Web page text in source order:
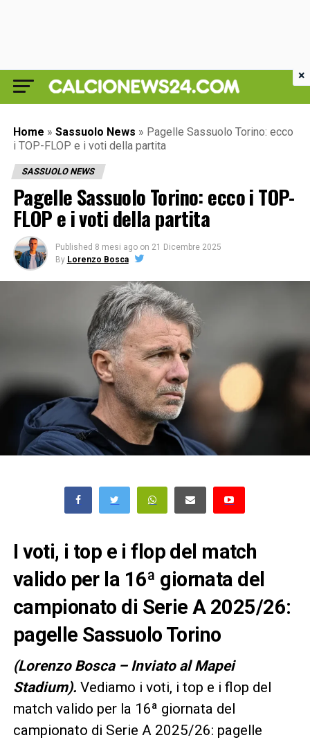
Home » Sassuolo News » Pagelle Sassuolo Torino: ecco
i TOP-FLOP e i voti della partita
SASSUOLO NEWS
Pagelle Sassuolo Torino: ecco i TOP-
FLOP e i voti della partita
Published 8 mesi ago on 21 Dicembre 2025
By Lorenzo Bosca
I voti, i top e i flop del match
valido per la 16ª giornata del
campionato di Serie A 2025/26:
pagelle Sassuolo Torino
(Lorenzo Bosca – Inviato al Mapei
Stadium). Vediamo i voti, i top e i flop del
match valido per la 16ª giornata del
campionato di Serie A 2025/26: pagelle
×